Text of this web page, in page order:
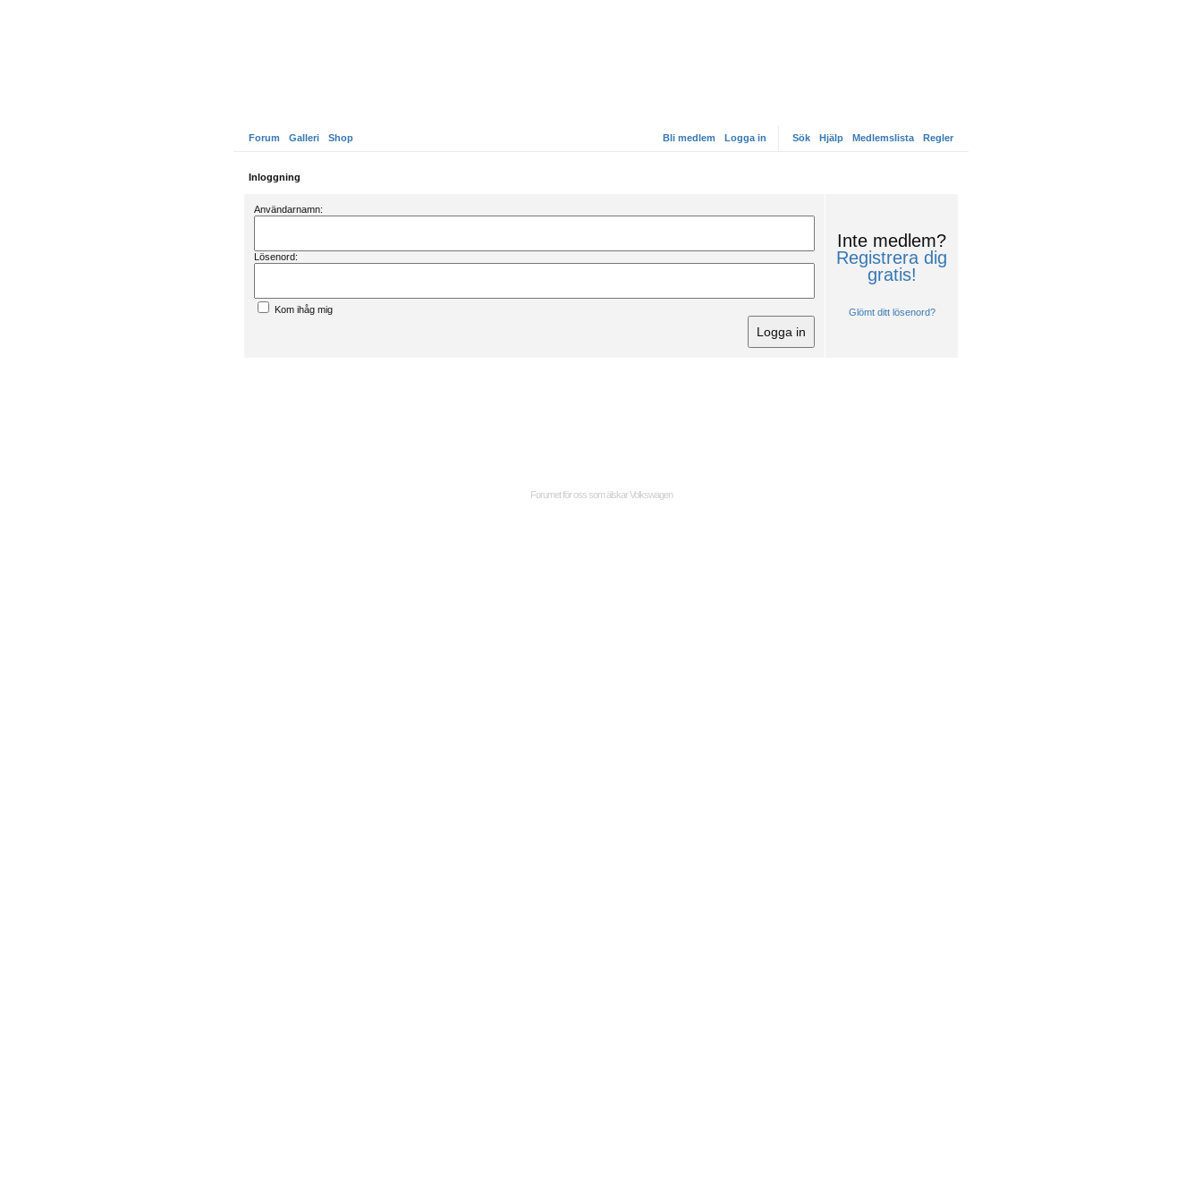
Forum Galleri Shop Bli medlem Logga in Sök Hjälp Medlemslista Regler
Inloggning
Användarnamn:
Lösenord:
Kom ihåg mig
Inte medlem?
Registrera dig
gratis!
Glömt ditt lösenord?
Forumet för oss som älskar Volkswagen